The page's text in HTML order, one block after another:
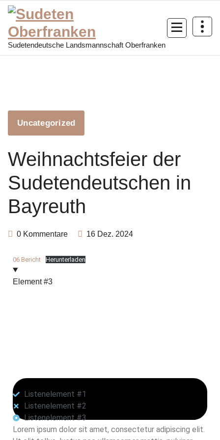
Sudetendeutsche Landsmannschaft Oberfranken
Uncategorized
Weihnachtsfeier der
Sudetendeutschen in
Bayreuth
0 Kommentare 16 Dez. 2024
06 Bericht Herunterladen
Element #3
Listenelement #1
Listenelement #2
Listenelement #3
Lorem ipsum dolor sit amet, consectetur adipiscing elit.